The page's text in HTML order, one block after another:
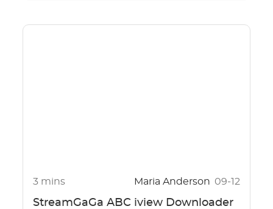
3 mins Maria Anderson 09-12
StreamGaGa ABC iview Downloader